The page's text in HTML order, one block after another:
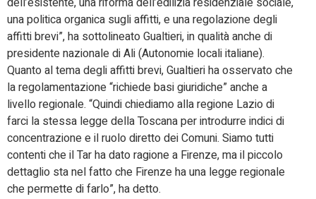
una politica organica sugli affitti, e una regolazione degli
affitti brevi”, ha sottolineatoGualtieri, in qualità anche di
presidente nazionale di Ali (Autonomie locali italiane).
Quanto al tema degli affitti brevi,Gualtieriha osservato che
la regolamentazione “richiede basi giuridiche” anche a
livello regionale. “Quindi chiediamo alla regione Lazio di
farci la stessa legge della Toscana per introdurre indici di
concentrazione e il ruolo diretto dei Comuni. Siamo tutti
contenti che il Tar ha dato ragione a Firenze, ma il piccolo
dettaglio sta nel fatto che Firenze ha una legge regionale
che permette di farlo”, ha detto.